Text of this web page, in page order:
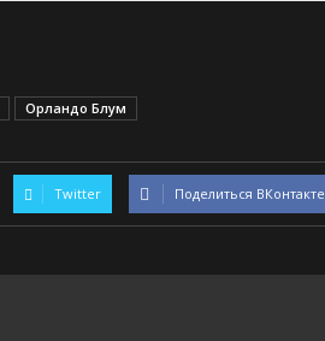
Орландо Блум
Twitter Поделиться ВКонтакте